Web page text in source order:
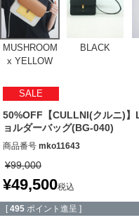
MUSHROOM
x YELLOW
BLACK
SALE
50%OFF【CULLNI(クルニ)
ョルダーバッグ(BG-040)
商品番号 mko11643
¥99,000
¥49,500税込
[ 495 ポイント進呈 ]